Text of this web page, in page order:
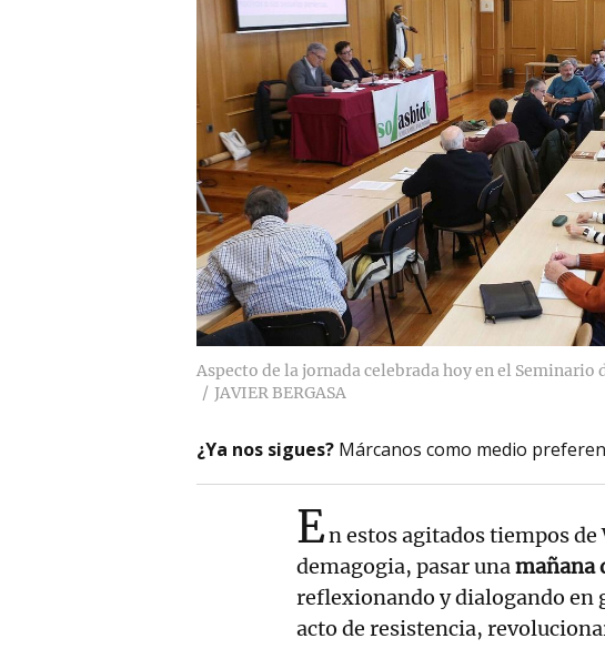
Aspecto de la jornada celebrada hoy en el
JAVIER BERGASA
¿Ya nos sigues? Márcanos como medio
En estos agitados tiempos
demagogia, pasar unamañana
reflexionando y dialogando en
acto de resistencia,